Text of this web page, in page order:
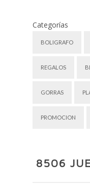
Categorías
BOLIGRAFO
REGALOS
GORRAS
PROMOCION
8506